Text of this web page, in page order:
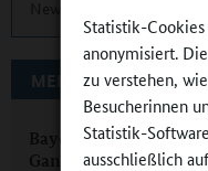
Statistik-
anonymisiert.
zu verstehen,
Besucherinnen
Statistik-
ausschließlich
MEHR ZUM THEMA
Bayern: „Sport,
Ganztag“